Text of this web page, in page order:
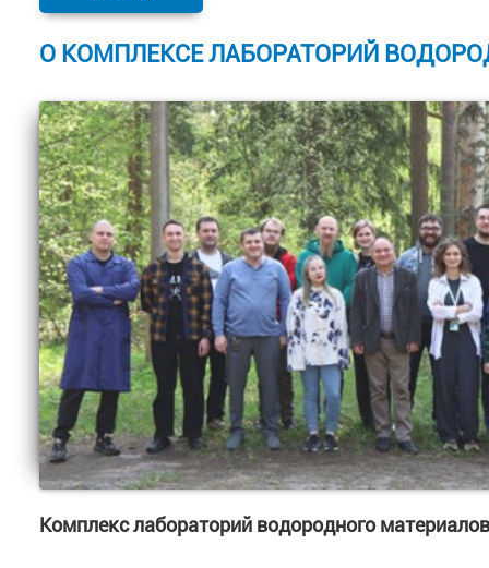
О КОМПЛЕКСЕ ЛАБОРАТОРИЙ
Комплекс лабораторий водородного